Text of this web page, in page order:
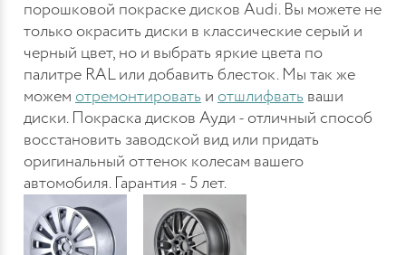
порошковой покраске дисков Audi. Вы можете не
только окрасить диски в классические серый и
черный цвет, но и выбрать яркие цвета по
палитре RAL или добавить блесток. Мы так же
можем отремонтировать и отшлифвать ваши
диски. Покраска дисков Ауди - отличный способ
восстановить заводской вид или придать
оригинальный оттенок колесам вашего
автомобиля. Гарантия - 5 лет.